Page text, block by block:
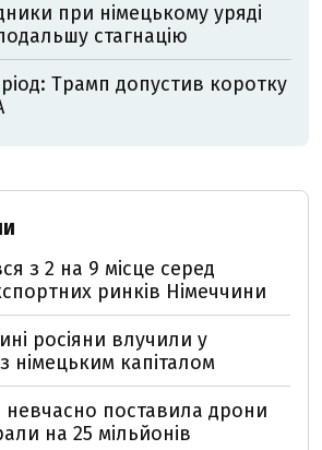
при німецькому уряді
стагнацію
Трамп допустив коротку
з 2 на 9 місце серед
ринків Німеччини
росіяни влучили у
німецьким капіталом
невчасно поставила дрони
на 25 мільйонів